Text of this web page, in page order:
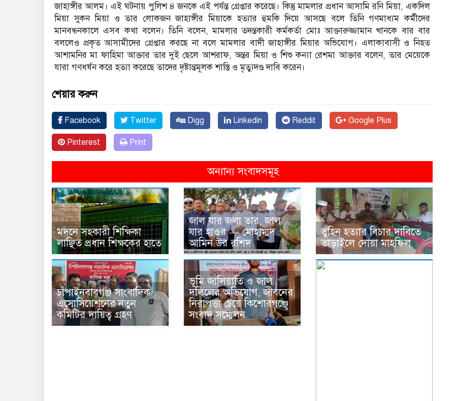
জাহাঙ্গীর আলম। এই ঘটনায় পুলিশ ৪ জনকে এই পর্যন্ত গ্রেপ্তার করেছে। কিন্তু মামলার প্রধান আসামি রনি মিয়া, একদিল
মিয়া সুকন মিয়া ও তার লোকজন জাহাঙ্গীর মিয়াকে হত্যার হুমকি দিয়ে আসছে বলে তিনি গণমাধ্যম কর্মীদের
মানবন্ধনকালে এসব কথা বলেন। তিনি বলেন, মামলার তদন্তকারী কর্মকর্তা মোঃ আক্তারুজ্জামান খানকে বার বার
বললেও প্রকৃত আসামীদের গ্রেপ্তার করছে না বলে মামলার বাদী জাহাঙ্গীর মিয়ার অভিযোগ। এলাকাবাসী ও নিহত
আশামনির মা ফাহিমা আক্তার তার দুই ছেলে আশরাফ, অন্তর মিয়া ও শিশু কন্যা রেশমা আক্তার বলেন, তার মেয়েকে
যারা গণধর্ষন করে হত্যা করেছে তাদের দৃষ্টান্তমূলক শাস্তি ও মৃত্যুদণ্ড দাবি করেন।
শেয়ার করুন
Facebook Twitter Digg Linkedin Reddit Google Plus
Pinterest Print
অন্যান্য সংবাদসমূহ
মদনে সহকারী শিক্ষিকা
লাঞ্ছিত প্রধান শিক্ষকের হাতে
জাল যার জলা তার, জাল
যার হাওর — মোহাম্মদ
আমিন উর রশিদ
তুহিন হত্যার বিচার দাবিতে
তাড়াইলে দোয়া মাহফিল
চাঁপাইনবাবগঞ্জ সাংবাদিক
এসোসিয়েশনের নতুন
কমিটির দায়িত্ব গ্রহণ
ভূমি জালিয়াতি ও জাল
দলিলের অভিযোগ, জীবনের
নিরাপত্তা চেয়ে কিশোরগঞ্জে
সংবাদ সম্মেলন